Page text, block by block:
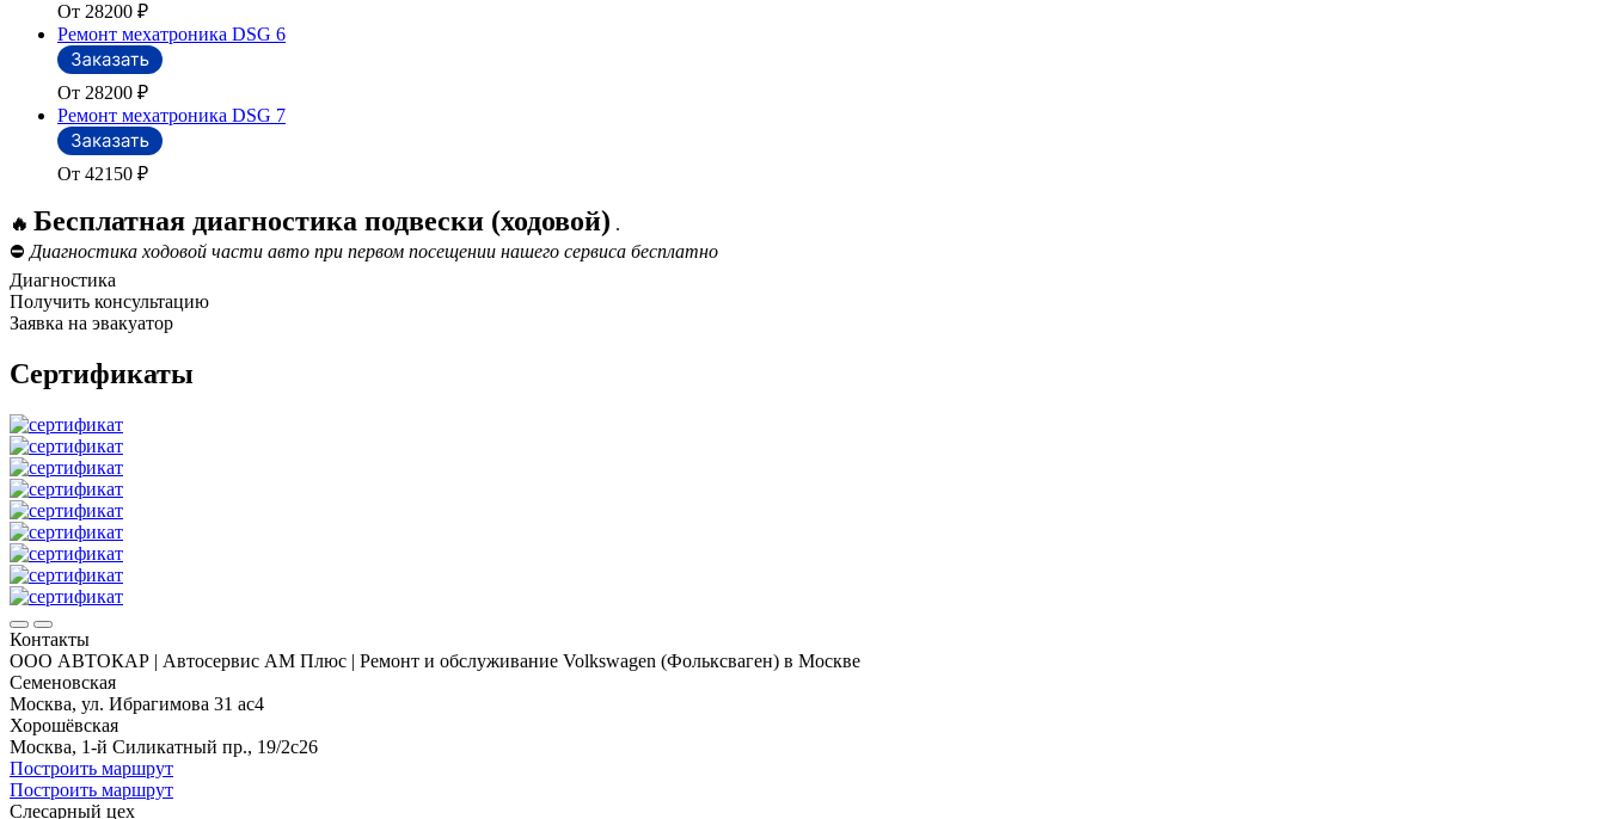
От 28200 ₽
Ремонт мехатроника DSG 6
От 28200 ₽
Ремонт мехатроника DSG 7
От 42150 ₽
🔥 Бесплатная диагностика подвески (ходовой) .
⛔ Диагностика ходовой части авто при первом посещении нашего сервиса бесплатно
Диагностика
Получить консультацию
Заявка на эвакуатор
Сертификаты
Контакты
ООО АВТОКАР | Автосервис АМ Плюс | Ремонт и обслуживание Volkswagen (Фольксваген) в Москве
Семеновская
Москва, ул. Ибрагимова 31 ас4
Хорошёвская
Москва, 1-й Силикатный пр., 19/2с26
Построить маршрут
Построить маршрут
Слесарный цех